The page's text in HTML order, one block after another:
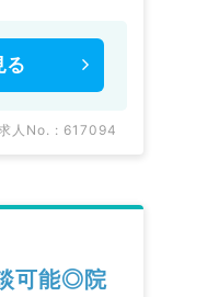
る
人No. : 617094
可能◎院